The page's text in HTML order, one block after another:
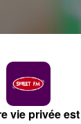
vie privée